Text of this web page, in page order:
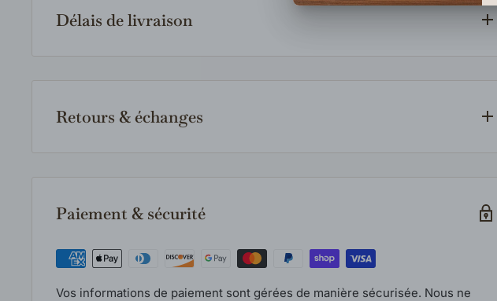
Délais de livraison
Les produits en inventaire sont expédiés rapidement partout au Canada. Si un
article est indisponible en magasin, nous le commandons auprès du
votre commande.
Retours & échanges
Les retours et échanges sont acceptés selon notre politique en vigueur. Les
produits doivent être neufs, inutilisés et dans leur emballage d’origine.
Paiement & sécurité
Vos informations de paiement sont gérées de manière sécurisée. Nous ne